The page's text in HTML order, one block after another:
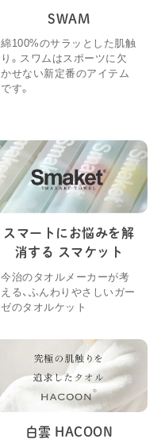
SWAM
綿100%のサラッとした肌触
り。スワムはスポーツに欠
かせない新定番のアイテム
です。
スマートにお悩みを解
消する スマケット
今治のタオルメーカーが考
える、ふんわりやさしいガー
ゼのタオルケット
白雲 HACOON